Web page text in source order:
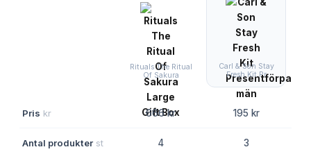
Rituals The Ritual
Of Sakura
Carl & Son Stay
Fresh Kit Pr
Pris kr 666 kr 195 kr
Antal produkter st 4 3